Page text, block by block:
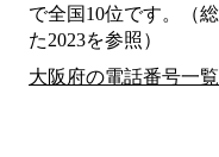
で全国10位です。（
た2023を参照）
大阪府の電話番号一